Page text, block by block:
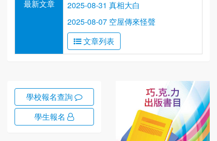
最新文章
2025-08-31 真相大白
2025-08-07 空屋傳來怪聲
文章列表
學校報名查詢
學生報名